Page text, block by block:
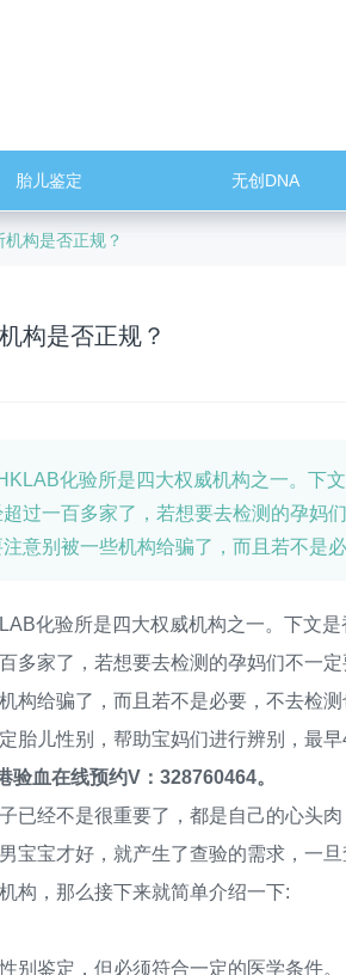
胎儿鉴定 无创DNA
构是否正规？
构是否正规？
化验所是四大权威机构之一。下文
过一百多家了，若想要去检测的孕妈
意别被一些机构给骗了，而且若不是
化验所是四大权威机构之一。下文是
多家了，若想要去检测的孕妈们不一
构给骗了，而且若不是必要，不去检测
儿性别，帮助宝妈们进行辨别，最早
验血在线预约V：328760464。
经不是很重要了，都是自己的心头肉
宝宝才好，就产生了查验的需求，一
构，那么接下来就简单介绍一下:
鉴定，但必须符合一定的医学条件。